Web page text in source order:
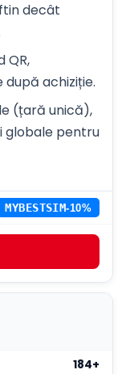
decât
QR,
achiziție.
(țară unică),
globale pentru
MYBESTSIM-10%
184+